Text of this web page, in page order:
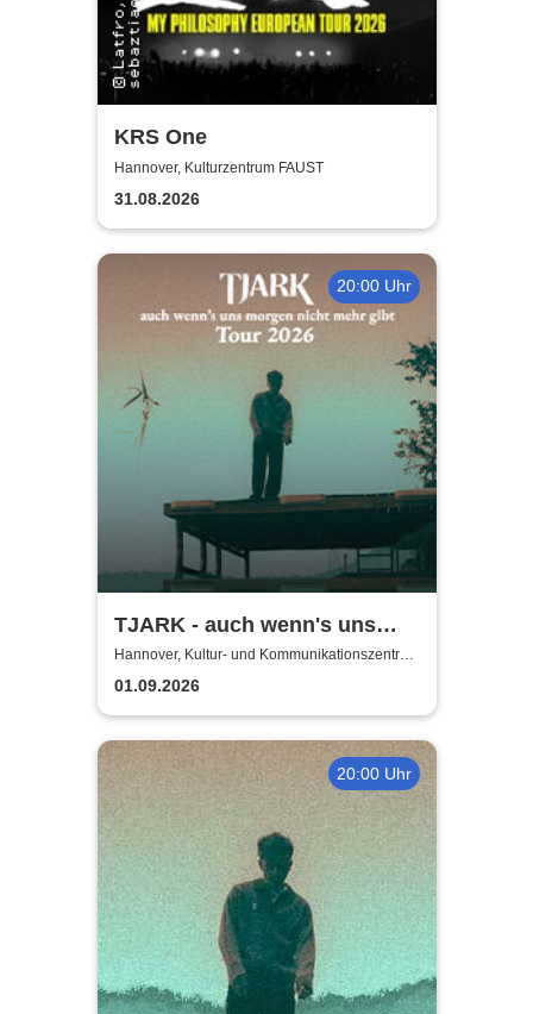
KRS One
Hannover, Kulturzentrum FAUST
31.08.2026
20:00 Uhr
TJARK - auch wenn's uns
morgen nicht mehr gibt Tour
2026
Hannover, Kultur- und Kommunikationszentrum
Pavillon
01.09.2026
20:00 Uhr